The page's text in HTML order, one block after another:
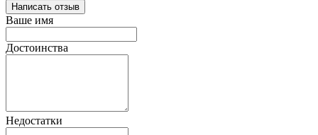
Написать отзыв
Ваше имя
Достоинства
Недостатки